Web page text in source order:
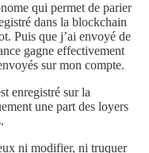
qui permet de parier
dans la blockchain
Puis que j’ai envoyé de
gagne effectivement
sur mon compte.
enregistré sur la
une part des loyers
ni modifier, ni truquer